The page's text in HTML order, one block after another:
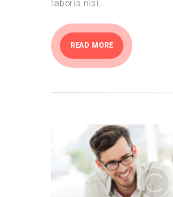
laboris nisi…
READ MORE